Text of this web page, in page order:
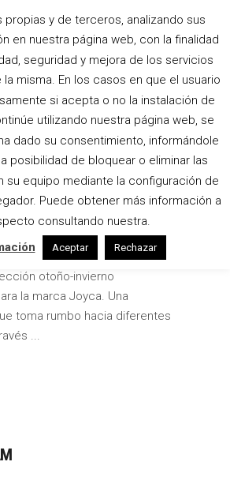
FEMENINA
COLECCIÓN
2013/14
Artículos,Fotografía
Amalgama Fotografía realizó
estudio de diseño gráfico "de
el catálogo de calzado de
otoño-invierno
la marca Joyca. Una
toma rumbo hacia diferentes
propias y de terceros, analizando sus
en nuestra página web, con la finalidad
seguridad y mejora de los servicios
misma. En los casos en que el usuario
si acepta o no la instalación de
utilizando nuestra página web, se
dado su consentimiento, informándole
posibilidad de bloquear o eliminar las
su equipo mediante la configuración de
Puede obtener más información a
consultando nuestra.
Aceptar Rechazar